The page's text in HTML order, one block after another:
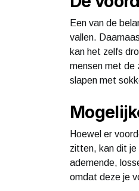
Een van de
vallen.
kan het zelfs
mensen met de
slapen met
Hoewel er
zitten, kan dit
ademende,
omdat deze je